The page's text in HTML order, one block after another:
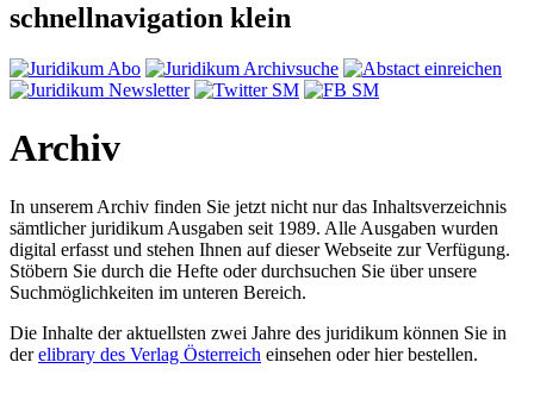
schnellnavigation klein
Archiv
In unserem Archiv finden Sie jetzt nicht nur das Inhaltsverzeichnis
sämtlicher juridikum Ausgaben seit 1989. Alle Ausgaben wurden
digital erfasst und stehen Ihnen auf dieser Webseite zur Verfügung.
Stöbern Sie durch die Hefte oder durchsuchen Sie über unsere
Suchmöglichkeiten im unteren Bereich.
Die Inhalte der aktuellsten zwei Jahre des juridikum können Sie in
derelibrary des Verlag Österreich einsehen oder hier bestellen.